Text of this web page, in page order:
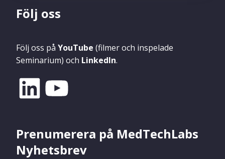
Följ oss
Följ oss på YouTube (filmer och inspelade
Seminarium) och LinkedIn.
Prenumerera på MedTechLabs
Nyhetsbrev